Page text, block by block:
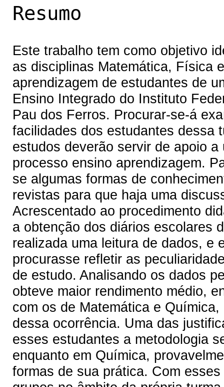
Resumo
Este trabalho tem como objetivo
as disciplinas Matemática, Física
aprendizagem de estudantes de
Ensino Integrado do Instituto
Pau dos Ferros. Procurar-se-á
facilidades dos estudantes dessa
estudos deverão servir de apoio
processo ensino aprendizagem.
se algumas formas de
revistas para que haja uma
Acrescentado ao procedimento
a obtenção dos diários escolares
realizada uma leitura de dados, e
procurasse refletir as
de estudo. Analisando os dados
obteve maior rendimento médio,
com os de Matemática e
dessa ocorrência. Uma das
esses estudantes a metodologia
enquanto em Química,
formas de sua prática. Com